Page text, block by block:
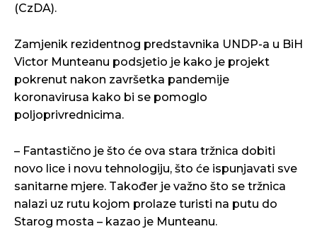
(CzDA).
Zamjenik rezidentnog predstavnika UNDP-a u BiH
Victor Munteanu podsjetio je kako je projekt
pokrenut nakon završetka pandemije
koronavirusa kako bi se pomoglo
poljoprivrednicima.
– Fantastično je što će ova stara tržnica dobiti
novo lice i novu tehnologiju, što će ispunjavati sve
sanitarne mjere. Također je važno što se tržnica
nalazi uz rutu kojom prolaze turisti na putu do
Starog mosta – kazao je Munteanu.